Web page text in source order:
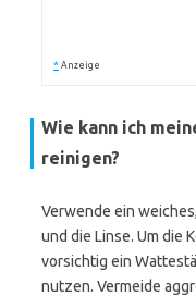
* Anzeige
Wie kann ich
reinigen?
Verwende ein
und die Linse. Um die
vorsichtig ein
nutzen. Vermeide